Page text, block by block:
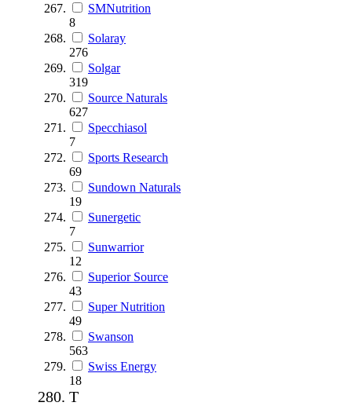
SMNutrition
8
Solaray
276
Solgar
319
Source Naturals
627
Specchiasol
7
Sports Research
69
Sundown Naturals
19
Sunergetic
7
Sunwarrior
12
Superior Source
43
Super Nutrition
49
Swanson
563
Swiss Energy
18
T